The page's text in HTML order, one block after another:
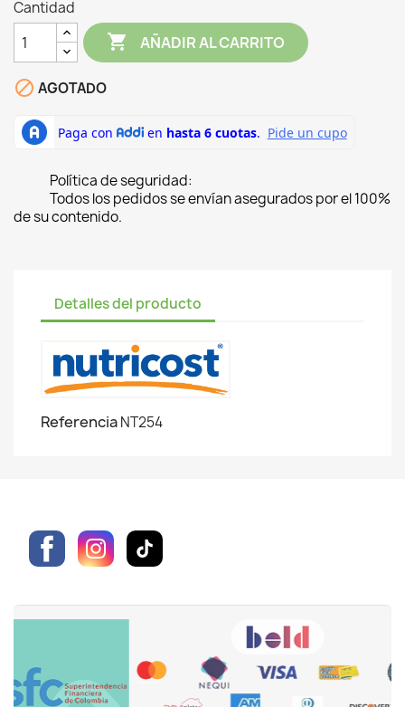
Cantidad
 AÑADIR AL CARRITO
 AGOTADO
Política de seguridad:
Todos los pedidos se envían asegurados por el 100%
de su contenido.
Detalles del producto
ReferenciaNT254
Facebook